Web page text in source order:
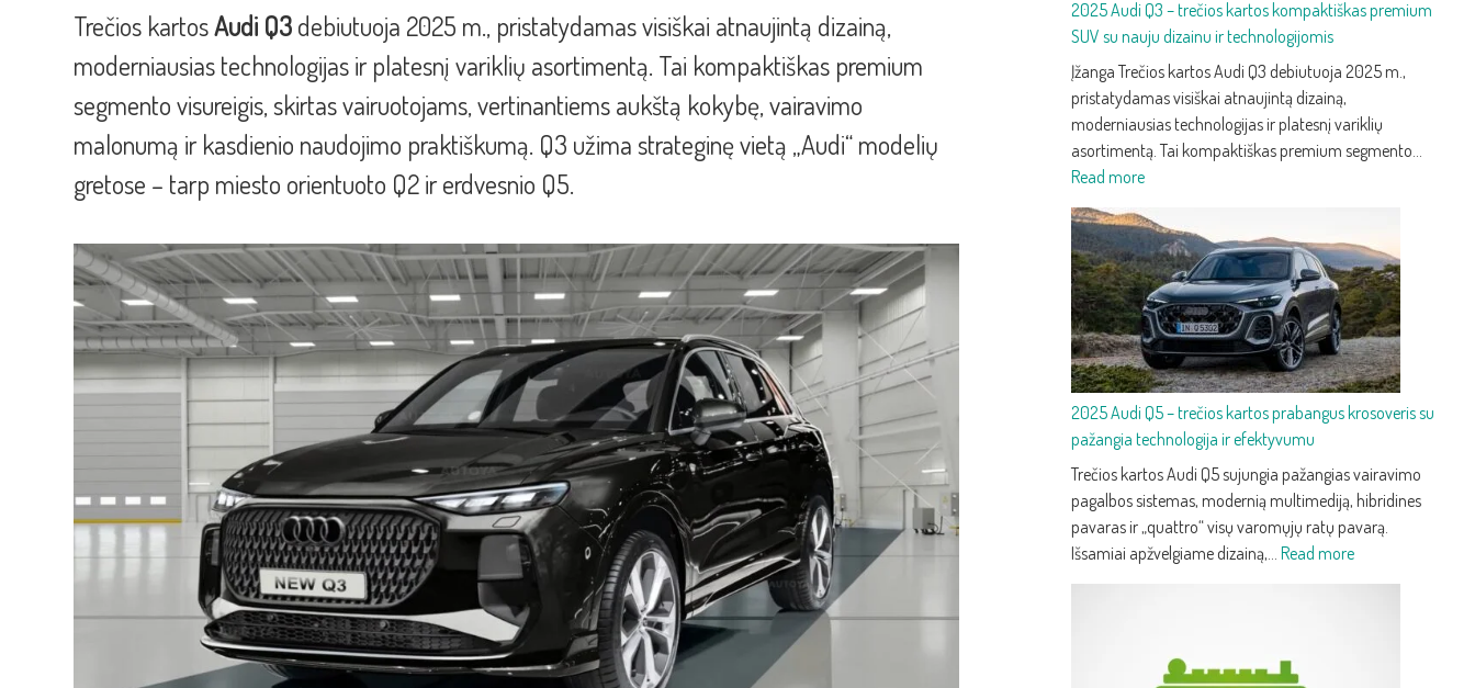
Trečios kartosAudi Q3debiutuoja 2025 m., pristatydamas visiškai atnaujintą dizainą,
moderniausias technologijas ir platesnį variklių asortimentą. Tai kompaktiškas premium
segmento visureigis, skirtas vairuotojams, vertinantiems aukštą kokybę, vairavimo
malonumą ir kasdienio naudojimo praktiškumą. Q3 užima strateginę vietą „Audi“ modelių
gretose – tarp miesto orientuoto Q2 ir erdvesnio Q5.
2025 Audi Q3 – trečios kartos kompaktiškas premium
SUV su nauju dizainu ir technologijomis
Įžanga Trečios kartos Audi Q3 debiutuoja 2025 m.,
pristatydamas visiškai atnaujintą dizainą,
moderniausias technologijas ir platesnį variklių
asortimentą. Tai kompaktiškas premium segmento…
Read more:
Audi
Q3
–
trečios
kartos
kompaktiškas
premium
SUV
su
nauju
dizainu
technologijomis
2025 Audi Q5 – trečios kartos prabangus krosoveris su
pažangia technologija ir efektyvumu
Trečios kartos Audi Q5 sujungia pažangias vairavimo
pagalbos sistemas, modernią multimediją, hibridines
pavaras ir „quattro“ visų varomųjų ratų pavarą.
Išsamiai apžvelgiame dizainą,… Read more:
2025